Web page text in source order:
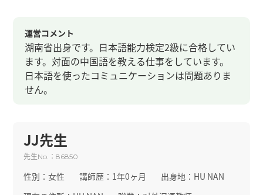
運営コメント
湖南省出身です。日本語能力検定2級に合格してい
ます。対面の中国語を教える仕事をしています。
日本語を使ったコミュニケーションは問題ありま
せん。
JJ先生
先生No. ：86850
性別：女性 講師歴： 1年0ヶ月 出身地： HU NAN